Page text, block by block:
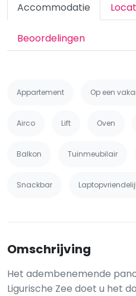
Accommodatie
Beoordelingen
Appartement Op een
Airco Lift Oven
Balkon Tuinmeubilair
Snackbar
Omschrijving
Het adembenemende
Ligurische Zee doet u het